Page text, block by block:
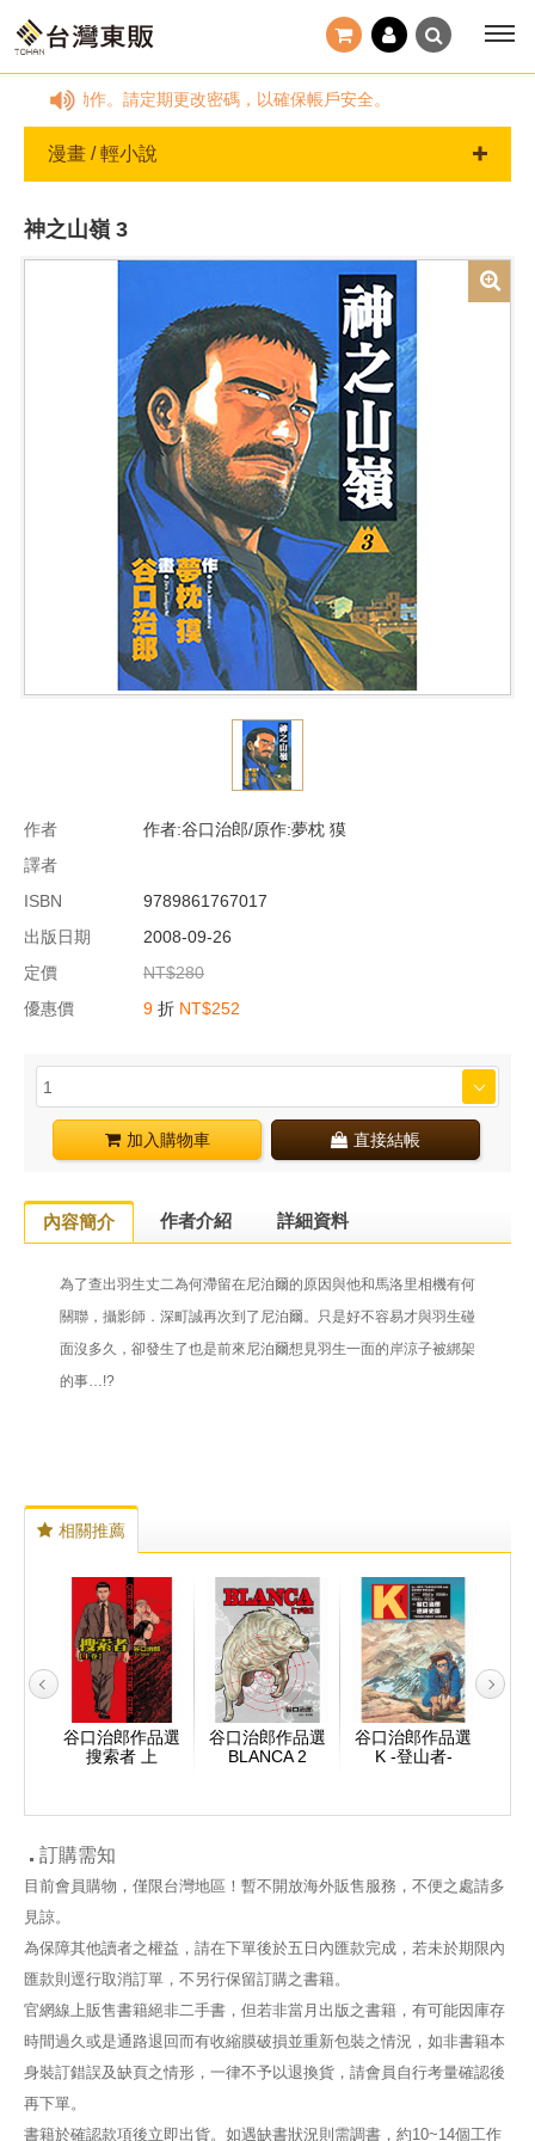
何動作。請定期更改密碼，以確保帳戶安全。
漫畫 / 輕小說
神之山嶺 3
作者
作者:谷口治郎/原作:夢枕 獏
譯者
ISBN
9789861767017
出版日期
2008-09-26
定價
NT$280
優惠價
9 折 NT$252
加入購物車 直接結帳
內容簡介 作者介紹 詳細資料
為了查出羽生丈二為何滯留在尼泊爾的原因與他和馬洛里相機有何
關聯，攝影師．深町誠再次到了尼泊爾。只是好不容易才與羽生碰
面沒多久，卻發生了也是前來尼泊爾想見羽生一面的岸涼子被綁架
的事…!?
相關推薦
谷口治郎作品選
搜索者 上
谷口治郎作品選
BLANCA 2
谷口治郎作品選
K -登山者-
訂購需知
目前會員購物，僅限台灣地區！暫不開放海外販售服務，不便之處請多
見諒。
為保障其他讀者之權益，請在下單後於五日內匯款完成，若未於期限內
匯款則逕行取消訂單，不另行保留訂購之書籍。
官網線上販售書籍絕非二手書，但若非當月出版之書籍，有可能因庫存
時間過久或是通路退回而有收縮膜破損並重新包裝之情況，如非書籍本
身裝訂錯誤及缺頁之情形，一律不予以退換貨，請會員自行考量確認後
再下單。
書籍於確認款項後立即出貨。如遇缺書狀況則需調書，約10~14個工作